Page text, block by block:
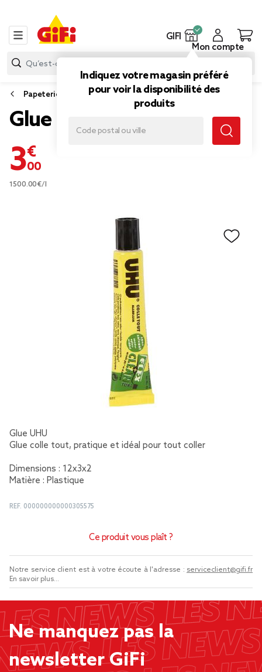
GIFI
Indiquez votre magasin préféré
pour voir la disponibilité des
produits
Mon compte
Papeterie et fournitures bureau
Glue UHU
3,00 €
1500.00€/l
Glue UHU
Glue colle tout, pratique et idéal pour tout coller
Dimensions : 12x3x2
Matière : Plastique
REF. 000000000000305575
Ce produit vous plaît ?
Notre service client est à votre écoute à l'adresse : serviceclient@gifi.fr
En savoir plus...
Ne manquez pas la
newsletter GiFi